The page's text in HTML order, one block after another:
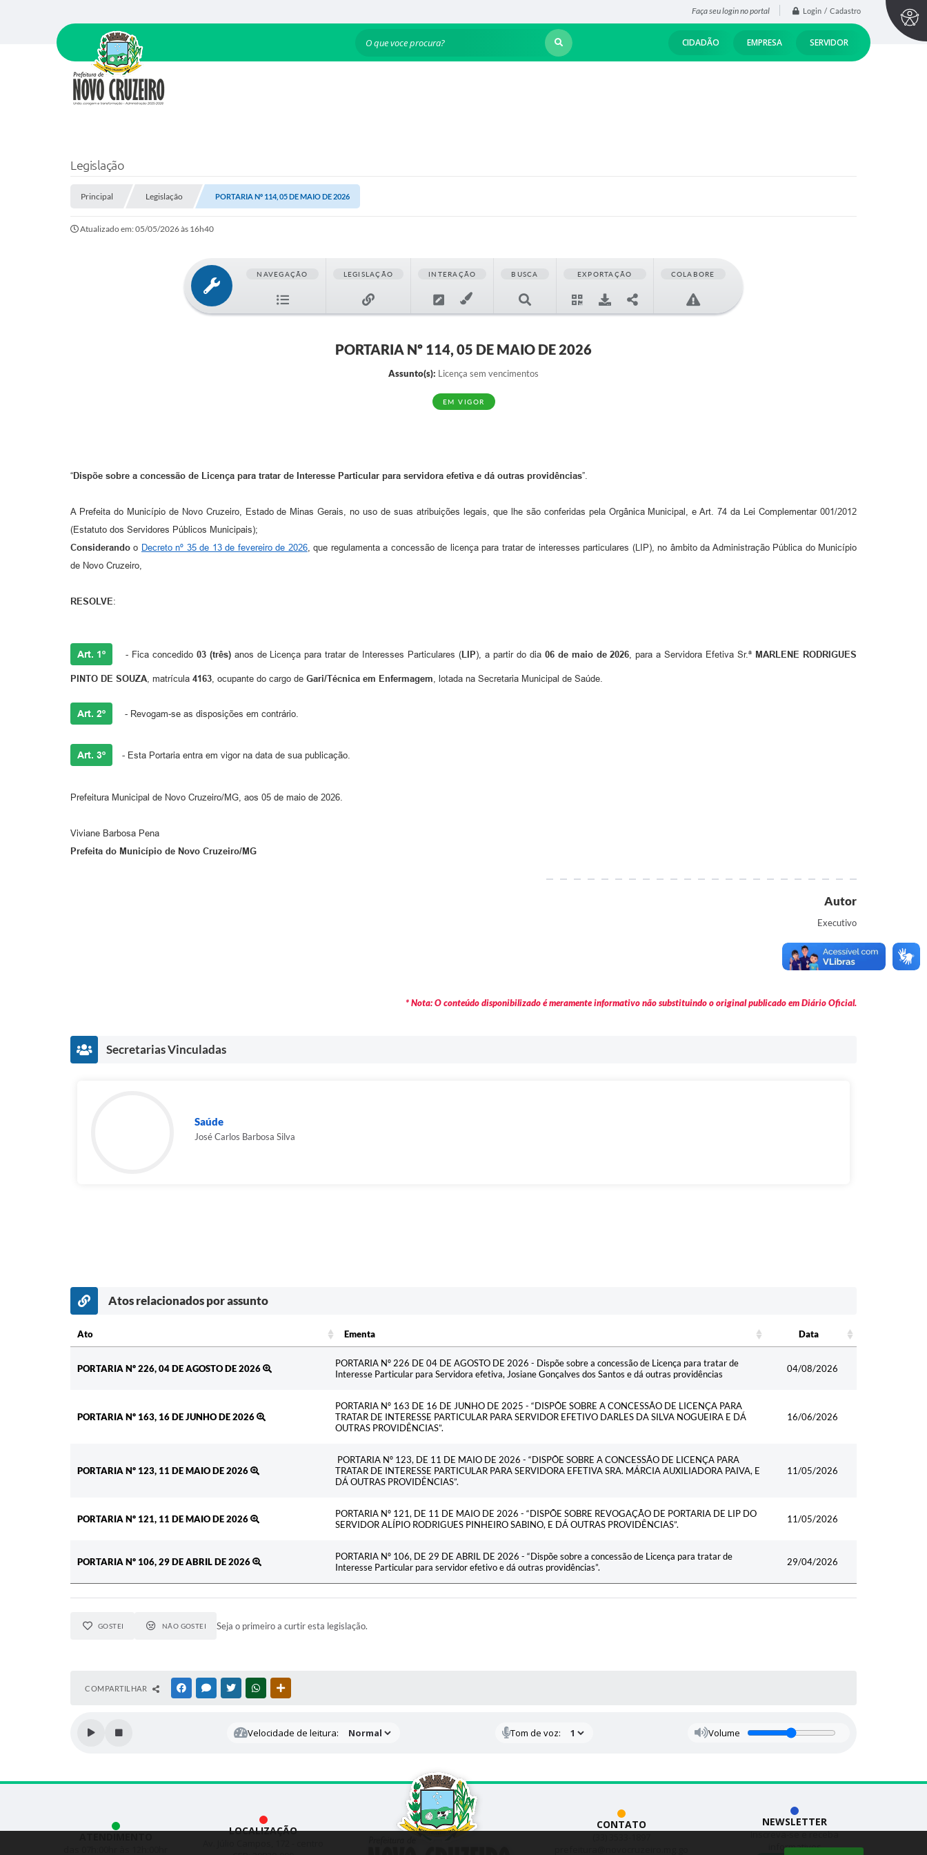
Faça seu login no portal Login / Cadastro
O que voce procura? CIDADÃO EMPRESA SERVIDOR
Legislação
Principal Legislação PORTARIA Nº 114, 05 DE MAIO DE 2026
Atualizado em: 05/05/2026 às 16h40
NAVEGAÇÃO LEGISLAÇÃO INTERAÇÃO BUSCA EXPORTAÇÃO COLABORE
PORTARIA Nº 114, 05 DE MAIO DE 2026
Assunto(s): Licença sem vencimentos
EM VIGOR
“Dispõe sobre a concessão de Licença para tratar de Interesse Particular para servidora efetiva e dá outras providências”.
A Prefeita do Município de Novo Cruzeiro, Estado de Minas Gerais, no uso de suas atribuições legais, que lhe são conferidas pela Orgânica Municipal, e Art. 74 da Lei Complementar 001/2012
(Estatuto dos Servidores Públicos Municipais);
Considerando o Decreto nº 35 de 13 de fevereiro de 2026, que regulamenta a concessão de licença para tratar de interesses particulares (LIP), no âmbito da Administração Pública do Município
de Novo Cruzeiro,
RESOLVE:
Art. 1º - Fica concedido 03 (três)anos de Licença para tratar de Interesses Particulares ( LIP), a partir do dia 06 de maio de 2026 , para a Servidora Efetiva Sr.ª MARLENE RODRIGUES
PINTO DE SOUZA , matrícula 4163 , ocupante do cargo de Gari/Técnica em Enfermagem , lotada na Secretaria Municipal de Saúde.
Art. 2º - Revogam-se as disposições em contrário.
Art. 3º - Esta Portaria entra em vigor na data de sua publicação.
Prefeitura Municipal de Novo Cruzeiro/MG, aos 05 de maio de 2026.
Viviane Barbosa Pena
Prefeita do Município de Novo Cruzeiro/MG
Autor
Executivo
* Nota: O conteúdo disponibilizado é meramente informativo não substituindo o original publicado em Diário Oficial.
Secretarias Vinculadas
Saúde
José Carlos Barbosa Silva
Atos relacionados por assunto
Ato Ementa
Data
PORTARIA Nº 226, 04 DE AGOSTO DE 2026
PORTARIA Nº 226 DE 04 DE AGOSTO DE 2026 - Dispõe sobre a concessão de Licença para tratar de
Interesse Particular para Servidora efetiva, Josiane Gonçalves dos Santos e dá outras providências
04/08/2026
PORTARIA Nº 163, 16 DE JUNHO DE 2026
PORTARIA Nº 163 DE 16 DE JUNHO DE 2025 - “DISPÕE SOBRE A CONCESSÃO DE LICENÇA PARA
TRATAR DE INTERESSE PARTICULAR PARA SERVIDOR EFETIVO DARLES DA SILVA NOGUEIRA E DÁ
OUTRAS PROVIDÊNCIAS”.
16/06/2026
PORTARIA Nº 123, 11 DE MAIO DE 2026
PORTARIA Nº 123, DE 11 DE MAIO DE 2026 - “DISPÕE SOBRE A CONCESSÃO DE LICENÇA PARA
TRATAR DE INTERESSE PARTICULAR PARA SERVIDORA EFETIVA SRA. MÁRCIA AUXILIADORA PAIVA, E
DÁ OUTRAS PROVIDÊNCIAS”.
11/05/2026
PORTARIA Nº 121, 11 DE MAIO DE 2026
PORTARIA Nº 121, DE 11 DE MAIO DE 2026 - “DISPÕE SOBRE REVOGAÇÃO DE PORTARIA DE LIP DO
SERVIDOR ALÍPIO RODRIGUES PINHEIRO SABINO, E DÁ OUTRAS PROVIDÊNCIAS”.
11/05/2026
PORTARIA Nº 106, 29 DE ABRIL DE 2026
PORTARIA Nº 106, DE 29 DE ABRIL DE 2026 - “Dispõe sobre a concessão de Licença para tratar de
Interesse Particular para servidor efetivo e dá outras providências”.
29/04/2026
GOSTEI NÃO GOSTEI Seja o primeiro a curtir esta legislação.
COMPARTILHAR FACEBOOKMESSENGER
TWITTERWHATSAPP
Velocidade de leitura: Tom de voz: Volume
LOCALIZAÇÃO CONTATO NEWSLETTER
Inscreva-se e receba
informativos